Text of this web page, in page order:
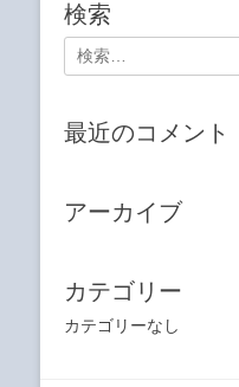
検索
検
索:
最近のコメント
アーカイブ
カテゴリー
カテゴリーなし